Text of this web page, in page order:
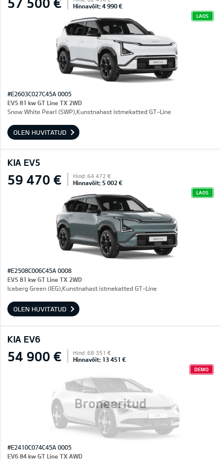
Hinnavõit: 4 990 €
LAOS
#E2603C027C45A 0005
EV5 81 kw GT Line TX 2WD
Snow White Pearl (SWP),Kunstnahast istmekatted GT-Line
OLEN HUVITATUD
KIA EV5
59 470 € Hind: 64 472 €
Hinnavõit: 5 002 €
LAOS
#E2508C006C45A 0008
EV5 81 kw GT Line TX 2WD
Iceberg Green (IEG),Kunstnahast istmekatted GT-Line
OLEN HUVITATUD
KIA EV6
Broneeritud
54 900 € Hind: 68 351 €
Hinnavõit: 13 451 €
DEMO
#E2410C074C45A 0005
EV6 84 kw GT Line TX AWD